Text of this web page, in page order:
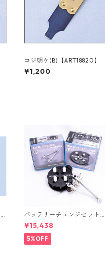
コジ明ケ(B)【ART18820】
¥1,200
バッテリーチェンジセット V
er. Wide60【ART77210】
¥15,438
5%OFF